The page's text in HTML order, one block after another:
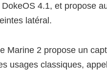
DokeOS 4.1, et propose
latéral.
Marine 2 propose un
usages classiques,